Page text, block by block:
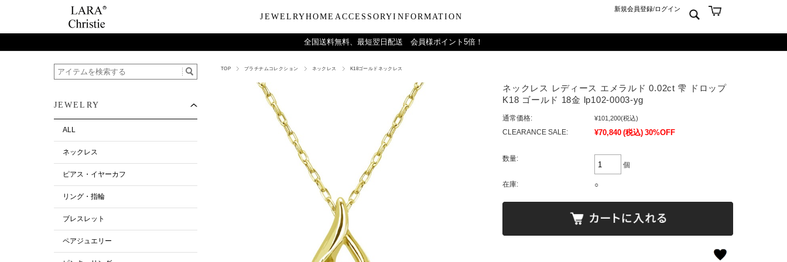
JEWELRY
Category
ピアス・イヤーカフ
Collection
ディズニーハワイアン
ペアジュエリー
メンズジュエリー
レディースジュエリー
チャーム
HOME
テーブルウェア
ペアグラスタンブラー
ペアビアタンブラー
ペアおちょこ
インテリア
リードディフューザー
ケア用品
ボールペン
ACCESSORY
ビューティー
ハンドクリーム
今治タオル
バラエティーギフト
今治タオルギフトセット
一輪薔薇ギフトセット
テディベアギフトセット
ジュエリーポーチ
INFORMATION
お支払い・配送について
LARA Christieについて
会社概要
ギフトラッピングサービス
サイトマップ
LARA Christie Style マガジン
レディースファッション
メンズファッション
お問合せ
新規会員登録/ログイン
全国送料無料、最短翌日配送 会員様ポイント5倍！
TOP プラチナムコレクション ネックレス K18ゴールドネックレス
ネックレス レディース エメラルド 0.02ct 雫 ドロップ
K18 ゴールド 18金 lp102-0003-yg
通常価格: ¥101,200(税込)
CLEARANCE SALE: ¥70,840 (税込) 30%OFF
数量:
個
在庫: ○
JEWELRY
ALL
ネックレス
ピアス・イヤーカフ
リング・指輪
ブレスレット
ペアジュエリー